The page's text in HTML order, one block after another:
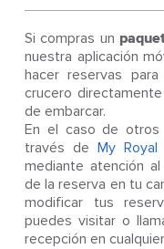
Si compras un
nuestra aplicación
hacer reservas
crucero
de embarcar.
En el caso de otros
través deMy Royal
mediante atención
de la reserva en tu
modificar tus
puedes visitar o
recepción en